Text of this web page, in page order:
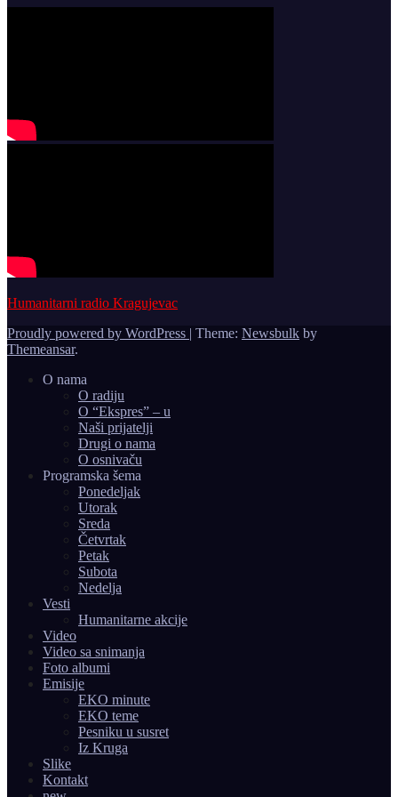
Humanitarni radio Kragujevac
Proudly powered by WordPress | Theme: Newsbulk by
Themeansar.
O nama
O radiju
O “Ekspres” – u
Naši prijatelji
Drugi o nama
O osnivaču
Programska šema
Ponedeljak
Utorak
Sreda
Četvrtak
Petak
Subota
Nedelja
Vesti
Humanitarne akcije
Video
Video sa snimanja
Foto albumi
Emisije
EKO minute
EKO teme
Pesniku u susret
Iz Kruga
Slike
Kontakt